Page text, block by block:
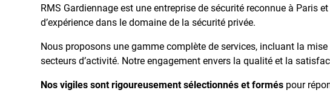
RMS Gardiennage est une entreprise de sécurité reconnue à Paris
d’expérience dans le domaine de la sécurité privée.
Nous proposons une gamme complète de services, incluant la
secteurs d’activité. Notre engagement envers la qualité et la
Nos vigiles sont rigoureusement sélectionnés et formés pour